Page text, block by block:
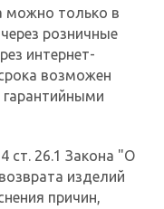
можно только в
розничные
интернет-
возможен
гарантийными
ст. 26.1 Закона "О
изделий
причин,